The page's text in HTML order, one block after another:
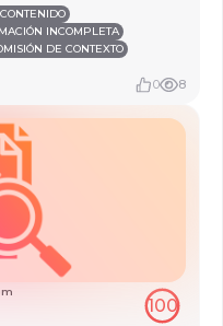
INCOMPLETA
DE CONTEXTO
0 8
100